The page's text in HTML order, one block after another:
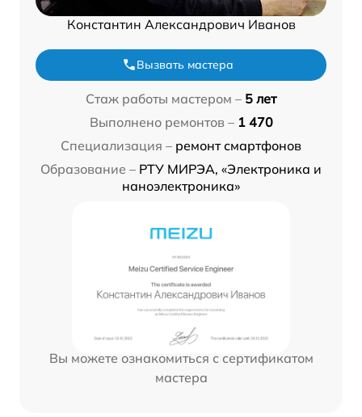
Константин Александрович Иванов
Вызвать мастера
Стаж работы мастером – 5 лет
Выполнено ремонтов – 1 470
Специализация – ремонт смартфонов
Образование – РТУ МИРЭА, «Электроника и
наноэлектроника»
Вы можете ознакомиться с сертификатом
мастера